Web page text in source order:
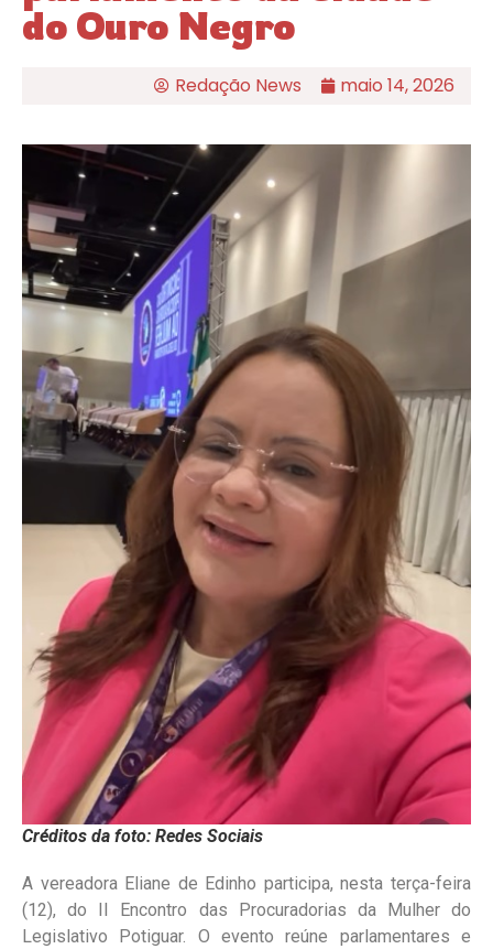
do Ouro Negro
Redação News maio 14, 2026
Créditos da foto: Redes Sociais
A vereadora Eliane de Edinho participa, nesta terça-feira
(12), do II Encontro das Procuradorias da Mulher do
Legislativo Potiguar. O evento reúne parlamentares e